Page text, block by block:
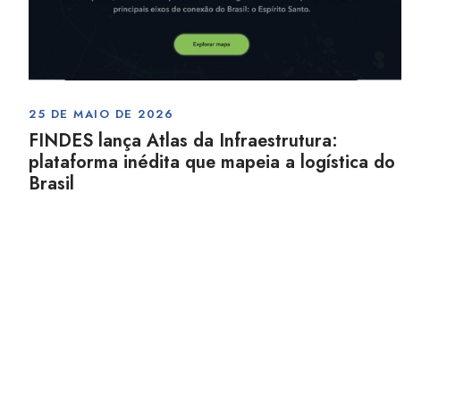
25 DE MAIO DE 2026
FINDES lança Atlas da Infraestrutura:
plataforma inédita que mapeia a logística do
Brasil